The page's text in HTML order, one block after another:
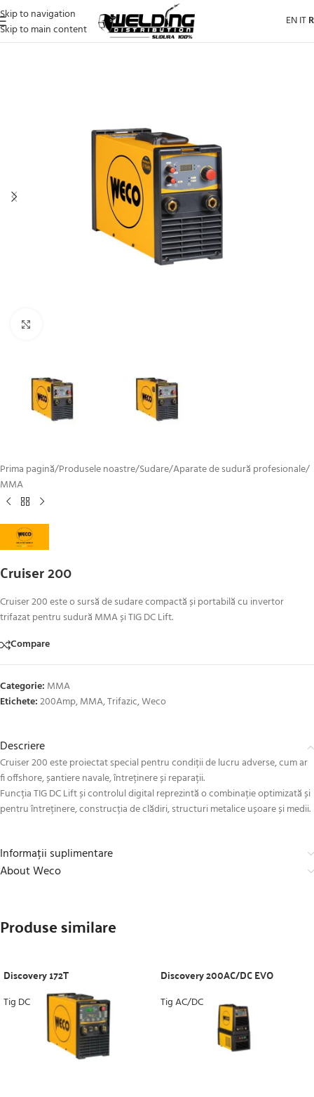
Skip to navigation
Skip to main content
ENIT
Prima pagină/Produsele noastre/Sudare/Aparate de sudură profesionale/
MMA
Cruiser 200
Cruiser 200 este o sursă de sudare compactă și portabilă cu invertor
trifazat pentru sudură MMA și TIG DC Lift.
Compare
Categorie: MMA
Etichete:200Amp,MMA,Trifazic,Weco
Descriere
Cruiser 200 este proiectat special pentru condiții de lucru adverse, cum ar
fi offshore, șantiere navale, întreținere și reparații.
Funcția TIG DC Lift și controlul digital reprezintă o combinație optimizată și
pentru întreținere, construcția de clădiri, structuri metalice ușoare și medii.
Informații suplimentare
About Weco
Produse similare
Discovery 172T
Tig DC
Discovery 200AC/DC EVO
Tig AC/DC